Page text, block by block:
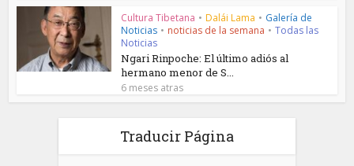
Cultura Tibetana • Dalái Lama • Galería de
Noticias • noticias de la semana • Todas las
Noticias
Ngari Rinpoche: El último adiós al
hermano menor de S...
6 meses atras
Traducir Página